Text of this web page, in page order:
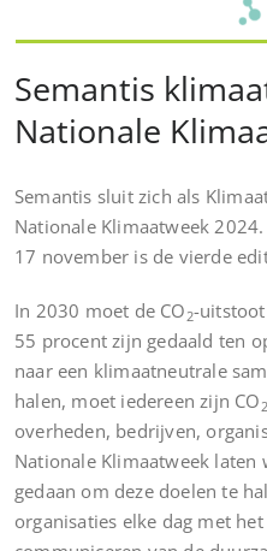
Semantis
Nationale
Semantis sluit zich als
Nationale Klimaatweek
17 november is de vierde
In 2030 moet de CO 2-
55 procent zijn gedaald ten
naar een klimaatneutrale
halen, moet iedereen zijn CO 2
overheden, bedrijven,
Nationale Klimaatweek
gedaan om deze doelen te
organisaties elke dag met